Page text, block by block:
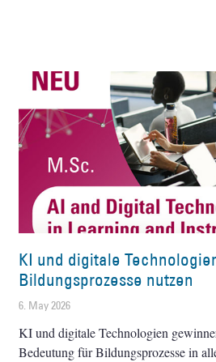
KI und digitale
Bildungsprozesse nutzen
6. May 2026
KI und digitale Technologien
Bedeutung für Bildungsprozesse in